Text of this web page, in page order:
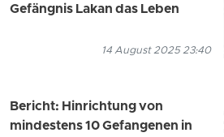
Gefängnis Lakan das Leben
14 August 2025 23:40
Bericht: Hinrichtung von
mindestens 10 Gefangenen in